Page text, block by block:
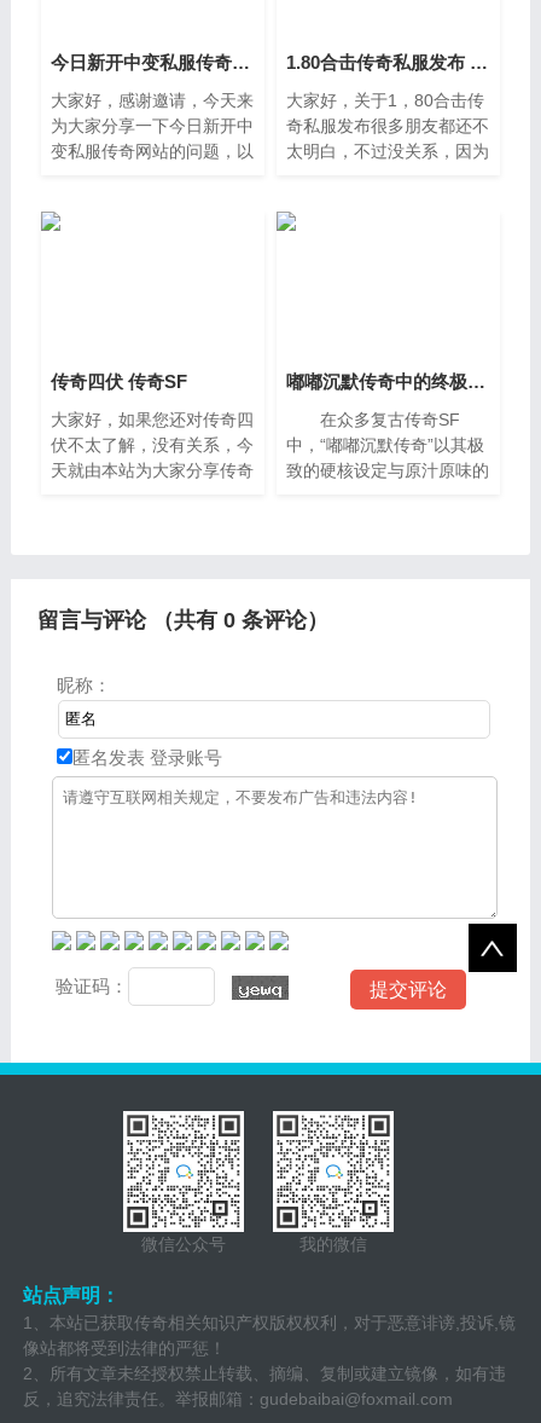
今日新开中变私服传奇网站 传奇单职业手游中变服
大家好，感谢邀请，今天来
为大家分享一下今日新开中
变私服传奇网站的问题，以
太明白的话，也没有关系，
1.80合击传奇私服发布 185传奇合击版本
大家好，关于1，80合击传
奇私服发布很多朋友都还不
太明白，不过没关系，因为
点，相信应该可以解决大家
传奇四伏 传奇SF
大家好，如果您还对传奇四
伏不太了解，没有关系，今
天就由本站为大家分享传奇
嘟嘟沉默传奇中的终极挑战：王者禁地
在众多复古传奇SF
中，“嘟嘟沉默传奇”以其极
致的硬核设定与原汁原味的
留言与评论 （共有 0条评论）
昵称：
匿名发表 登录账号
验证码：
微信公众号 我的微信
站点声明：
1、本站已获取传奇相关知识产权版权权利，对于恶意诽谤,投诉,镜
像站都将受到法律的严惩！
2、所有文章未经授权禁止转载、摘编、复制或建立镜像，如有违
反，追究法律责任。举报邮箱： gudebaibai@foxmail.com